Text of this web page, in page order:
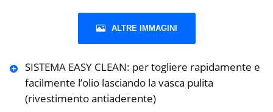
ALTRE IMMAGINI
SISTEMA EASY CLEAN: per togliere rapidamente e
facilmente l’olio lasciando la vasca pulita
(rivestimento antiaderente)